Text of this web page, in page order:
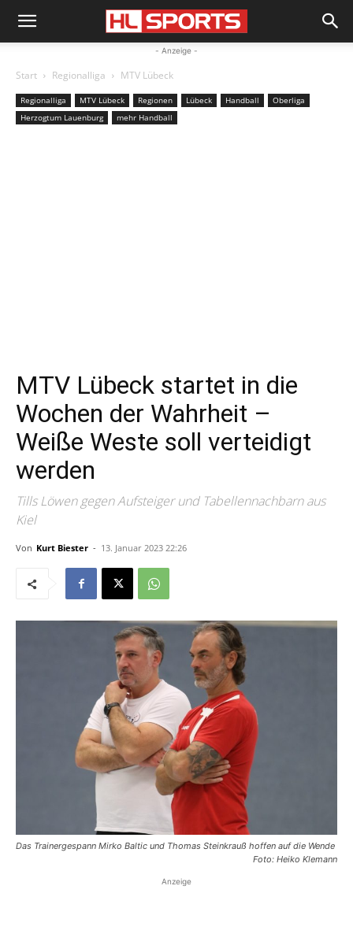
- Anzeige -
Start Regionalliga MTV Lübeck
Regionalliga MTV Lübeck Regionen Lübeck Handball
Oberliga
Herzogtum Lauenburg
mehr Handball
MTV Lübeck startet in die
Wochen der Wahrheit –
Weiße Weste soll verteidigt
werden
Tills Löwen gegen Aufsteiger und Tabellennachbarn aus
Kiel
Von Kurt Biester - 13. Januar 2023 22:26
Das Trainergespann Mirko Baltic und Thomas Steinkrauß hoffen auf die Wende
Foto: Heiko Klemann
Anzeige